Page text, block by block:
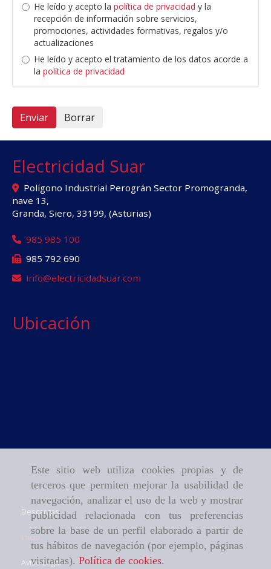
Este sitio web utiliza cookies propias y de
terceros que permiten mejorar la usabilidad de
navegación, analizar el uso de la web y mostrar
publicidad relacionada con tus preferencias
sobre la base de un perfil elaborado a partir de
tus hábitos de navegación (por ejemplo, páginas
visitadas). Política de cookies.
He leído y acepto la política de privacidad y la
recepción de información sobre servicios,
promociones, actividades formativas, regalos y/o
actualizaciones
He leído y acepto el tratamiento de los datos acorde a
la política de privacidad
Enviar Borrar
Electricidad Suar
Polígono Industrial Perográn Sector Promogranda,
nave 13,
Granda, Siero, 33199, (Asturias)
985 985 100
985 792 690
info
electricidadsuar.com
Ubicación
Descargas
Inicio
Aviso Legal